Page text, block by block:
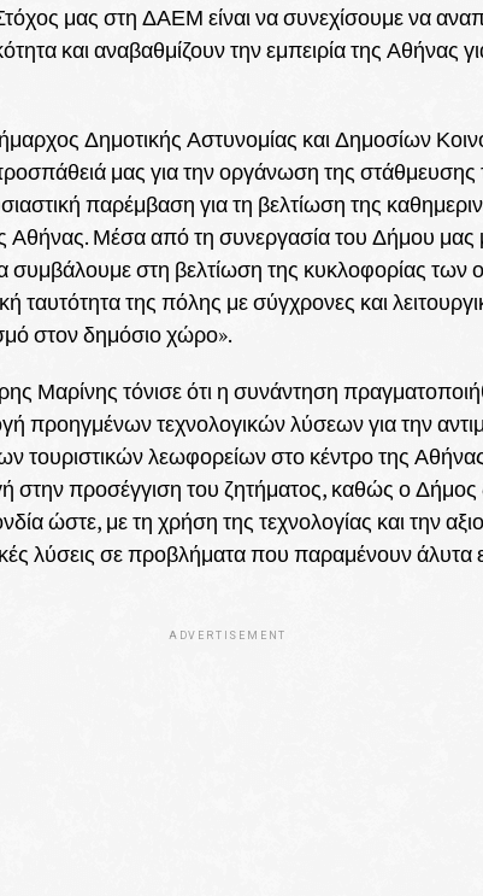
μας στη ΔΑΕΜ είναι να συνεχίσουμε να
και αναβαθμίζουν την εμπειρία της Αθήνας
Δημοτικής Αστυνομίας και Δημοσίων
μας για την οργάνωση της στάθμευσης
παρέμβαση για τη βελτίωση της
Αθήνας. Μέσα από τη συνεργασία του Δήμου μας
στη βελτίωση της κυκλοφορίας των
ταυτότητα της πόλης με σύγχρονες και
στον δημόσιο χώρο».
τόνισε ότι η συνάντηση
προηγμένων τεχνολογικών λύσεων για την
τουριστικών λεωφορείων στο κέντρο της
στην προσέγγιση του ζητήματος, καθώς ο Δήμος
ώστε, με τη χρήση της τεχνολογίας και την
λύσεις σε προβλήματα που παραμένουν άλυτα
ADVERTISEMENT